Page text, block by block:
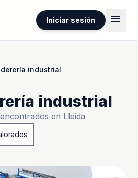
Iniciar sesión menu
industrial
industrial
en Lleida